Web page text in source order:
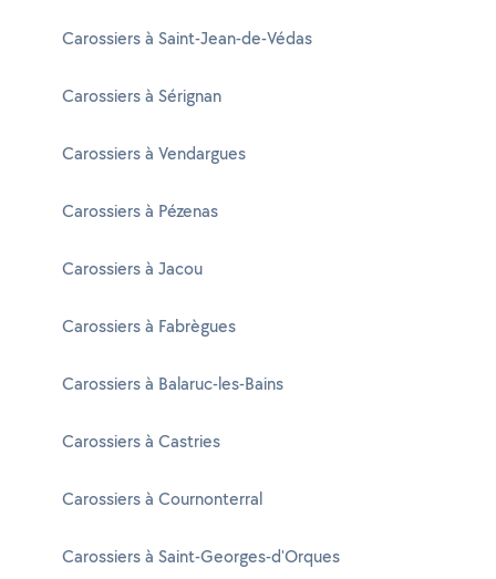
Carossiers à Saint-Jean-de-Védas
Carossiers à Sérignan
Carossiers à Vendargues
Carossiers à Pézenas
Carossiers à Jacou
Carossiers à Fabrègues
Carossiers à Balaruc-les-Bains
Carossiers à Castries
Carossiers à Cournonterral
Carossiers à Saint-Georges-d'Orques